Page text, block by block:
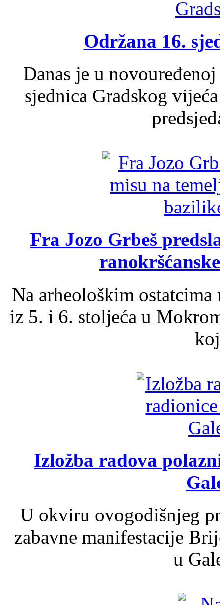
Održana 16.
Danas je u
sjednica Gradskog
Fra Jozo Grbeš
Na arheološkim
iz 5. i 6. stoljeća u
Izložba radova
U okviru ovogodišnjeg
zabavne manifestacije
u